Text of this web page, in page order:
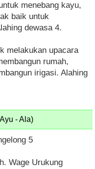
menebang kayu,
baik untuk
dewasa 4.
melakukan upacara
rumah,
irigasi. Alahing
- Ala)
5
Wage Urukung